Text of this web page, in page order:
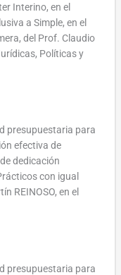
Interino, en el
a Simple, en el
del Prof. Claudio
Políticas y
presupuestaria para
efectiva de
dedicación
con igual
REINOSO, en el
presupuestaria para